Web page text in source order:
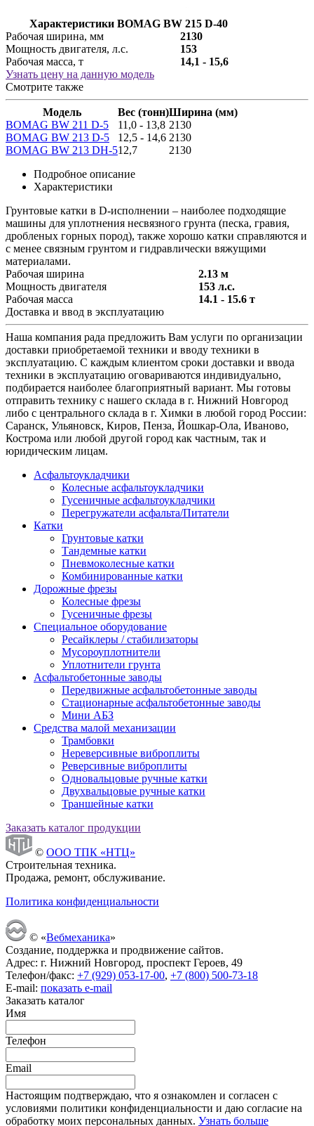
Характеристики BOMAG BW 215 D-40
Рабочая ширина, мм
2130
Мощность двигателя, л.с.
153
Рабочая масса, т
14,1 - 15,6
Узнать цену на данную модель
Смотрите также
Модель Вес (тонн)Ширина (мм)
BOMAG BW 211 D-5
11,0 - 13,8 2130
BOMAG BW 213 D-5
12,5 - 14,6 2130
BOMAG BW 213 DH-512,7
2130
Подробное описание
Характеристики
Грунтовые катки в D-исполнении – наиболее подходящие
машины для уплотнения несвязного грунта (песка, гравия,
дробленых горных пород), также хорошо катки справляются и
с менее связным грунтом и гидравлически вяжущими
материалами.
Рабочая ширина
2.13 м
Мощность двигателя
153 л.с.
Рабочая масса
14.1 - 15.6 т
Доставка и ввод в эксплуатацию
Наша компания рада предложить Вам услуги по организации
доставки приобретаемой техники и вводу техники в
эксплуатацию. С каждым клиентом сроки доставки и ввода
техники в эксплуатацию оговариваются индивидуально,
подбирается наиболее благоприятный вариант. Мы готовы
отправить технику с нашего склада в г. Нижний Новгород
либо с центрального склада в г. Химки в любой город России:
Саранск, Ульяновск, Киров, Пенза, Йошкар-Ола, Иваново,
Кострома или любой другой город как частным, так и
юридическим лицам.
Асфальтоукладчики
Колесные асфальтоукладчики
Гусеничные асфальтоукладчики
Перегружатели асфальта/Питатели
Катки
Грунтовые катки
Тандемные катки
Пневмоколесные катки
Комбинированные катки
Дорожные фрезы
Колесные фрезы
Гусеничные фрезы
Специальное оборудование
Ресайклеры / стабилизаторы
Мусороуплотнители
Уплотнители грунта
Асфальтобетонные заводы
Передвижные асфальтобетонные заводы
Стационарные асфальтобетонные заводы
Мини АБЗ
Средства малой механизации
Трамбовки
Нереверсивные виброплиты
Реверсивные виброплиты
Одновальцовые ручные катки
Двухвальцовые ручные катки
Траншейные катки
Заказать каталог продукции
© ООО ТПК «НТЦ»
Строительная техника.
Продажа, ремонт, обслуживание.
Политика конфиденциальности
© «Вебмеханика»
Создание, поддержка и продвижение сайтов.
Адрес: г. Нижний Новгород, проспект Героев, 49
Телефон/факс: +7 (929) 053-17-00, +7 (800) 500-73-18
E-mail: показать e-mail
Заказать каталог
Имя
Телефон
Email
Настоящим подтверждаю, что я ознакомлен и согласен с
условиями политики конфиденциальности и даю согласие на
обработку моих персональных данных. Узнать больше